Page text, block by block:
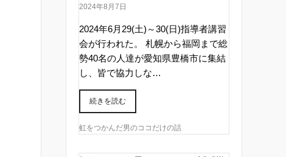
2024年8月7日
2024年6月29(土)～30(日)指導者講習
会が行われた。 札幌から福岡まで総
勢40名の人達が愛知県豊橋市に集結
し、皆で協力しな…
続きを読む
虹をつかんだ男のココだけの話